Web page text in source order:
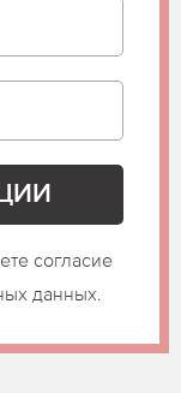
согласие
данных.